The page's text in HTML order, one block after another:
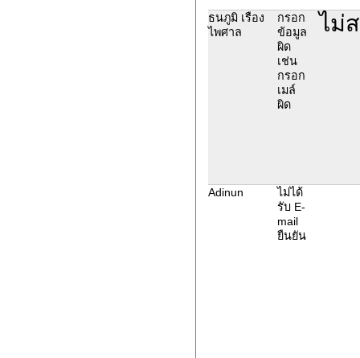
ธนภูมิ เรือง
ไพศาล
กรอก
ข้อมูล
ผิด
เช่น
กรอก
เมล์
ผิด
ไม่
Adinun
ไม่ได้
รับ E-
mail
ยืนยัน